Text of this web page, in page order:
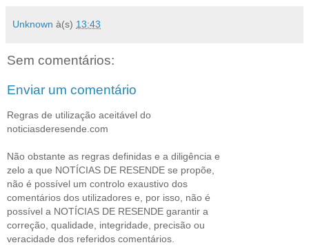
Unknown à(s) 13:43
Sem comentários:
Enviar um comentário
Regras de utilização aceitável do
noticiasderesende.com
Não obstante as regras definidas e a diligência e
zelo a que NOTÍCIAS DE RESENDE se propõe,
não é possível um controlo exaustivo dos
comentários dos utilizadores e, por isso, não é
possível a NOTÍCIAS DE RESENDE garantir a
correção, qualidade, integridade, precisão ou
veracidade dos referidos comentários.